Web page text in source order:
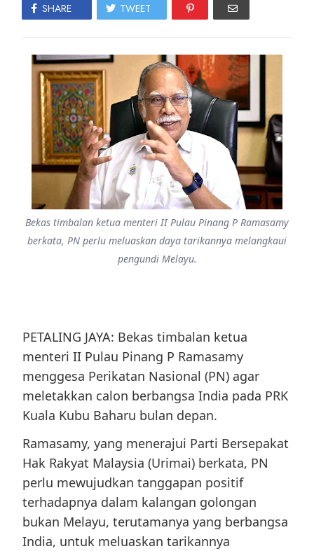
SHARE TWEET
Bekas timbalan ketua menteri II Pulau Pinang P Ramasamy
berkata, PN perlu meluaskan daya tarikannya melangkaui
pengundi Melayu.
PETALING JAYA: Bekas timbalan ketua
menteri II Pulau Pinang P Ramasamy
menggesa Perikatan Nasional (PN) agar
meletakkan calon berbangsa India pada PRK
Kuala Kubu Baharu bulan depan.
Ramasamy, yang menerajui Parti Bersepakat
Hak Rakyat Malaysia (Urimai) berkata, PN
perlu mewujudkan tanggapan positif
terhadapnya dalam kalangan golongan
bukan Melayu, terutamanya yang berbangsa
India, untuk meluaskan tarikannya